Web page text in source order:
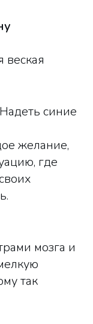
веская
синие
желание,
где
мозга и
так